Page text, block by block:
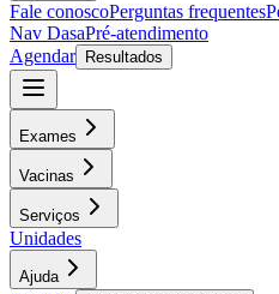
Fale conoscoPerguntas frequentes
Nav DasaPré-atendimento
Agendar
Resultados
Exames
Vacinas
Serviços
Unidades
Ajuda